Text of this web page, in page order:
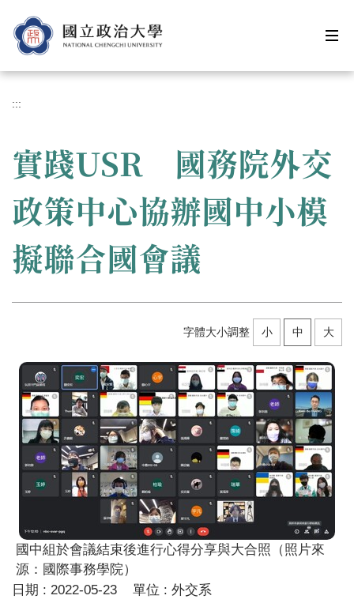
到
主
內
區
:::
實踐USR 國務院外交
政策中心協辦國中小模
擬聯合國會議
字體大小調整 小 中 大
國中組於會議結束後進行心得分享與大合照（照片來
源：國際事務學院）
日期 : 2022-05-23 單位 : 外交系